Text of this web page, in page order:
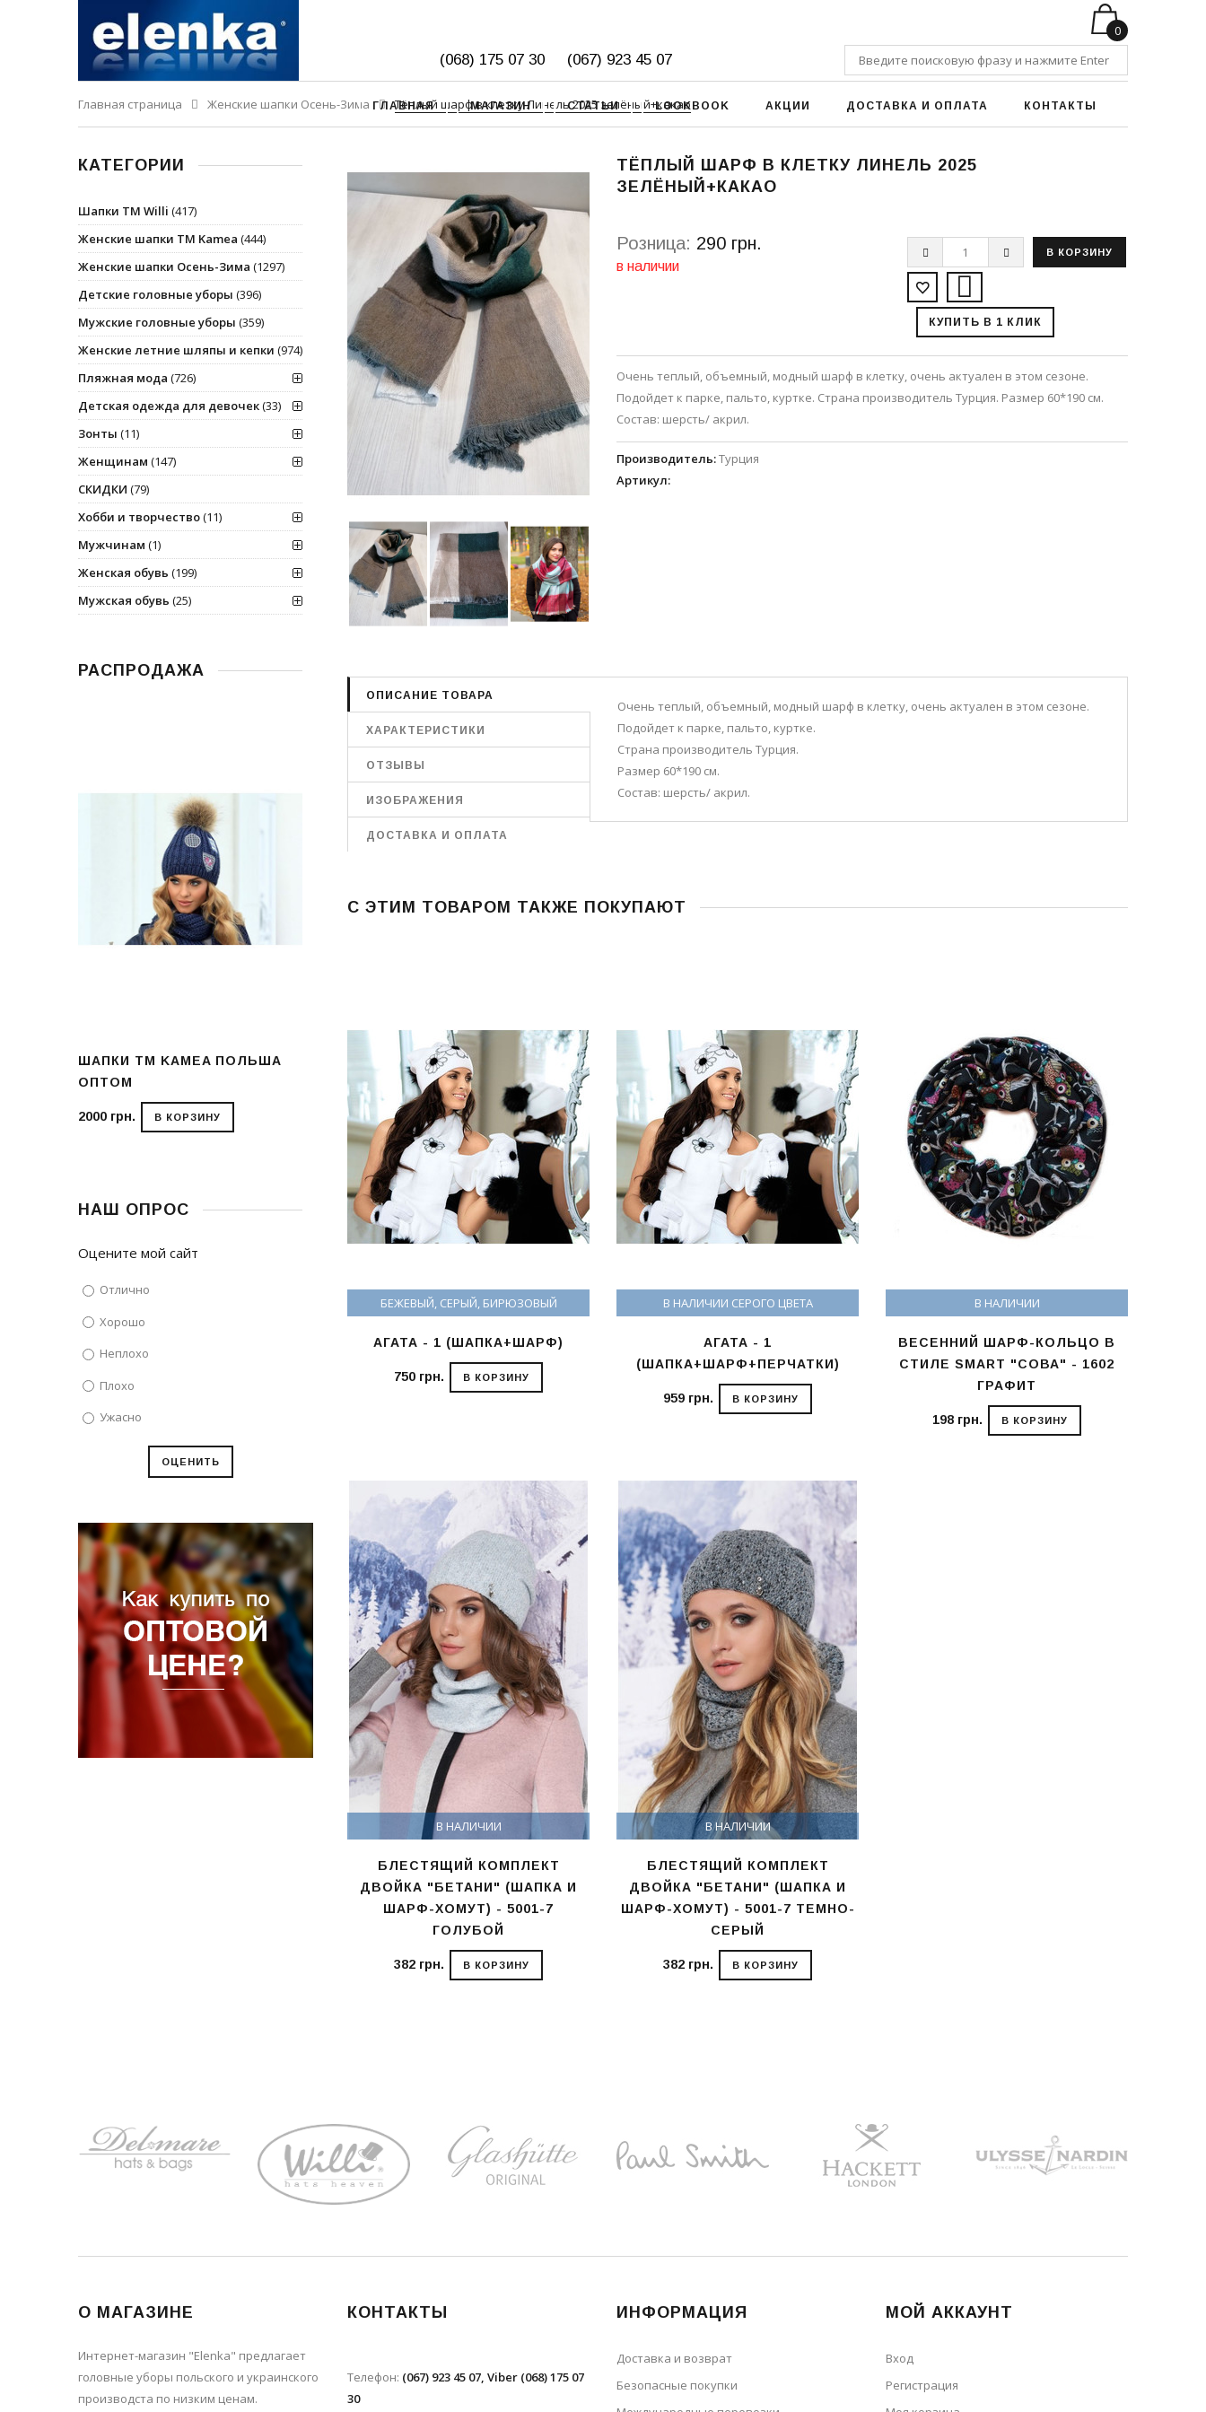
(068) 175 07 30 (067) 923 45 07
0
ГЛАВНАЯ МАГАЗИН СТАТЬИ LOOKBOOK АКЦИИ ДОСТАВКА И ОПЛАТА КОНТАКТЫ
Главная страница Женские шапки Осень-Зима Тёплый шарф в клетку Линель 2025 зелёный+какао
ТЁПЛЫЙ ШАРФ В КЛЕТКУ ЛИНЕЛЬ 2025
ЗЕЛЁНЫЙ+КАКАО
Розница: 290 грн.
в наличии
КУПИТЬ В 1 КЛИК
Очень теплый, объемный, модный шарф в клетку, очень актуален в этом сезоне.
Подойдет к парке, пальто, куртке. Страна производитель Турция. Размер 60*190 см.
Состав: шерсть/ акрил.
Производитель:Турция
Артикул:
ОПИСАНИЕ ТОВАРА
ХАРАКТЕРИСТИКИ
ОТЗЫВЫ
ИЗОБРАЖЕНИЯ
ДОСТАВКА И ОПЛАТА
Очень теплый, объемный, модный шарф в клетку, очень актуален в этом сезоне.
Подойдет к парке, пальто, куртке.
Страна производитель Турция.
Размер 60*190 см.
Состав: шерсть/ акрил.
С ЭТИМ ТОВАРОМ ТАКЖЕ ПОКУПАЮТ
БЕЖЕВЫЙ, СЕРЫЙ, БИРЮЗОВЫЙ
АГАТА - 1 (ШАПКА+ШАРФ)
750 грн. В КОРЗИНУ
В НАЛИЧИИ СЕРОГО ЦВЕТА
АГАТА - 1
(ШАПКА+ШАРФ+ПЕРЧАТКИ)
959 грн. В КОРЗИНУ
В НАЛИЧИИ
ВЕСЕННИЙ ШАРФ-КОЛЬЦО В
СТИЛЕ SMART "СОВА" - 1602
ГРАФИТ
198 грн. В КОРЗИНУ
В НАЛИЧИИ
БЛЕСТЯЩИЙ КОМПЛЕКТ
ДВОЙКА "БЕТАНИ" (ШАПКА И
ШАРФ-ХОМУТ) - 5001-7
ГОЛУБОЙ
382 грн. В КОРЗИНУ
В НАЛИЧИИ
БЛЕСТЯЩИЙ КОМПЛЕКТ
ДВОЙКА "БЕТАНИ" (ШАПКА И
ШАРФ-ХОМУТ) - 5001-7 ТЕМНО-
СЕРЫЙ
382 грн. В КОРЗИНУ
КАТЕГОРИИ
Шапки ТМ Willi (417)
Женские шапки ТМ Kamea (444)
Женские шапки Осень-Зима (1297)
Детские головные уборы (396)
Мужские головные уборы (359)
Женские летние шляпы и кепки (974)
Пляжная мода (726)
Детская одежда для девочек(33)
Зонты (11)
Женщинам (147)
СКИДКИ (79)
Хобби и творчество(11)
Мужчинам (1)
Женская обувь (199)
Мужская обувь (25)
РАСПРОДАЖА
ШАПКИ ТМ KAMEA ПОЛЬША
ОПТОМ
2000 грн. В КОРЗИНУ
ВЯЗАНЫЕ ГОЛЬФЫ РУЧНОЙ
РАБОТЫ, Р. 36-37, 38-39
398 грн. В КОРЗИНУ
ЖЕНСКАЯ ДВОЙНАЯ ШАПКА
"АРИАДНА" (ARIADNA)
ГРАФИТ И СВЕТЛО-СЕРАЯ
350 грн. В КОРЗИНУ
АЛИСА (ПОМПОН ИЗ МЕХА)
150 грн. 220 грн. В КОРЗИНУ
НАШ ОПРОС
Оцените мой сайт
Отлично
Хорошо
Неплохо
Плохо
Ужасно
О МАГАЗИНЕ
Интернет-магазин "Elenka" предлагает
головные уборы польского и украинского
производста по низким ценам.
КОНТАКТЫ
Телефон: (067) 923 45 07, Viber (068) 175 07
30
ИНФОРМАЦИЯ
Доставка и возврат
Безопасные покупки
МОЙ АККАУНТ
Вход
Регистрация